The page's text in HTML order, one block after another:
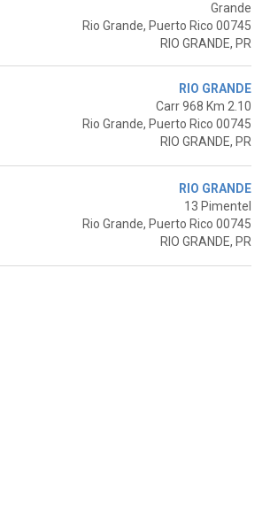
Grande
Rio Grande, Puerto Rico 00745
RIO GRANDE, PR
RIO GRANDE
Carr 968 Km 2.10
Rio Grande, Puerto Rico 00745
RIO GRANDE, PR
RIO GRANDE
13 Pimentel
Rio Grande, Puerto Rico 00745
RIO GRANDE, PR